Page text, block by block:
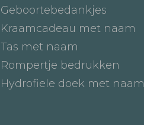
Geboortebedankjes
Kraamcadeau met naam
Tas met naam
Rompertje bedrukken
Hydrofiele doek met naam